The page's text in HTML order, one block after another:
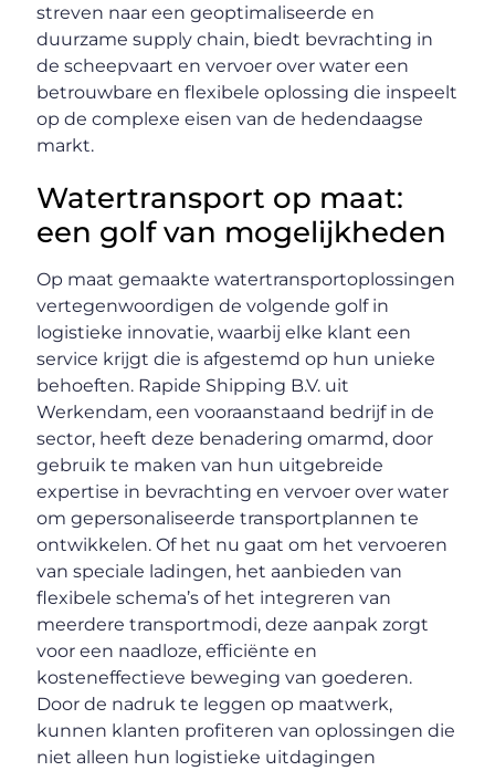
streven naar een geoptimaliseerde en
duurzame supply chain, biedt bevrachting in
de scheepvaart en vervoer over water een
betrouwbare en flexibele oplossing die inspeelt
op de complexe eisen van de hedendaagse
markt.
Watertransport op maat:
een golf van mogelijkheden
Op maat gemaakte watertransportoplossingen
vertegenwoordigen de volgende golf in
logistieke innovatie, waarbij elke klant een
service krijgt die is afgestemd op hun unieke
behoeften. Rapide Shipping B.V. uit
Werkendam, een vooraanstaand bedrijf in de
sector, heeft deze benadering omarmd, door
gebruik te maken van hun uitgebreide
expertise in bevrachting en vervoer over water
om gepersonaliseerde transportplannen te
ontwikkelen. Of het nu gaat om het vervoeren
van speciale ladingen, het aanbieden van
flexibele schema’s of het integreren van
meerdere transportmodi, deze aanpak zorgt
voor een naadloze, efficiënte en
kosteneffectieve beweging van goederen.
Door de nadruk te leggen op maatwerk,
kunnen klanten profiteren van oplossingen die
niet alleen hun logistieke uitdagingen